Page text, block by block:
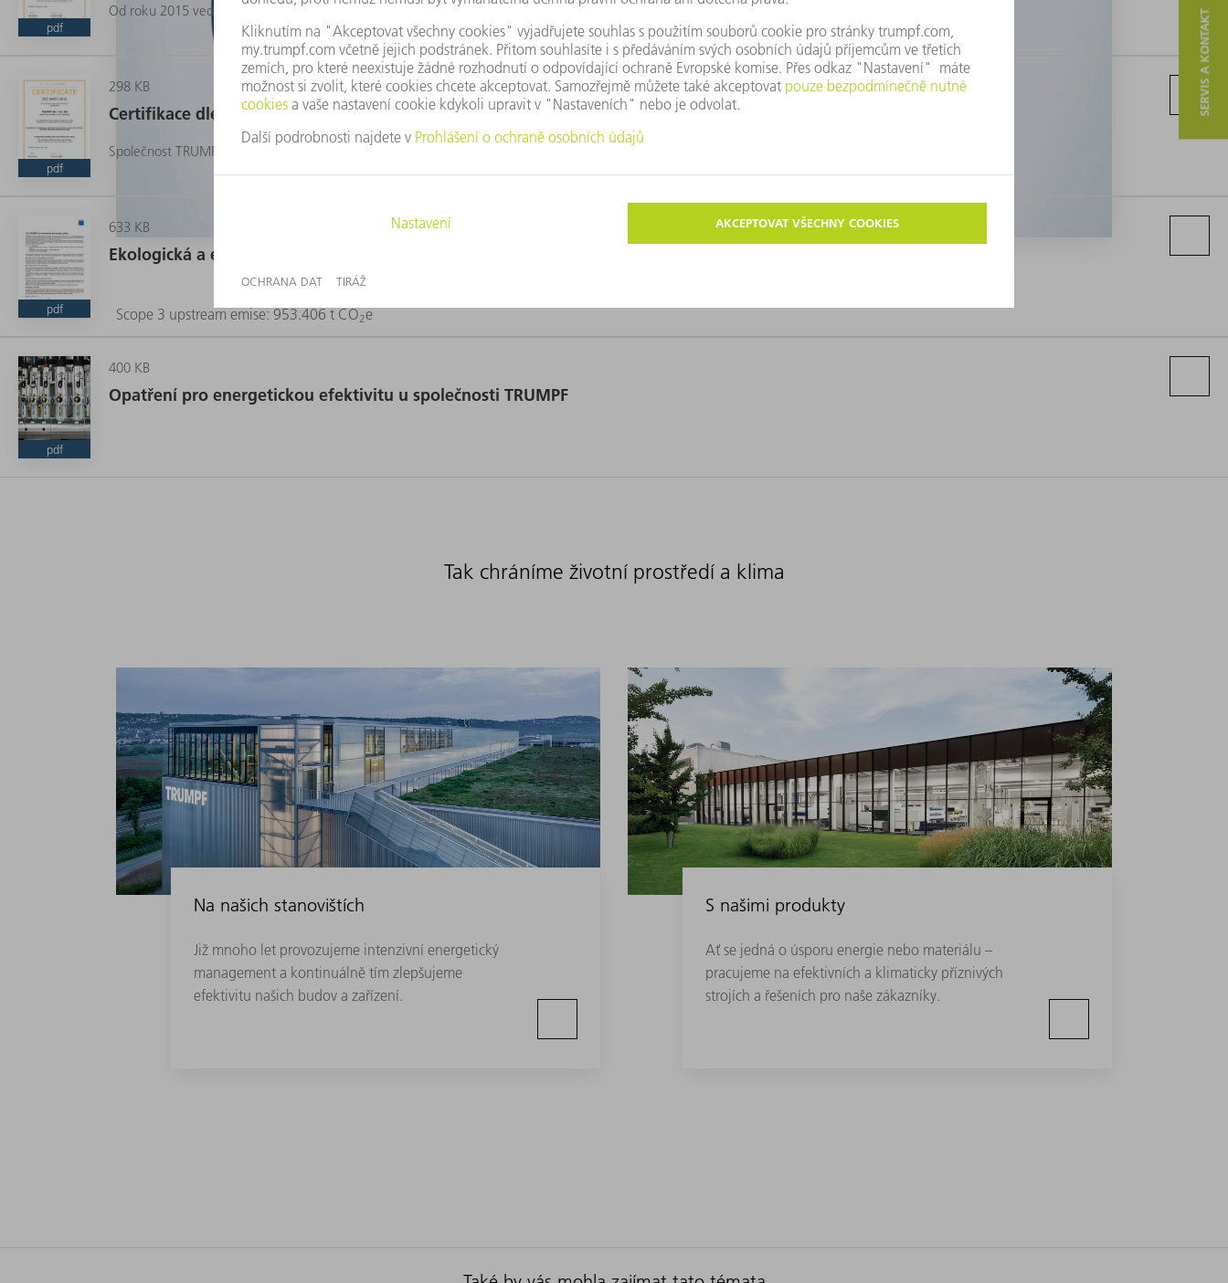
Scope 3 upstream emise: 953.406 t CO2e
pdf
Od roku 2015 vede TRUMPF na úrovni celé skupiny systém energetického managementu dle ISO 50001.
pdf
298 KB
Certifikace dle DIN EN ISO 14001
Společnost TRUMPF provozuje management životního prostředí certifikovaný dle ISO 14001.
pdf
633 KB
Ekologická a energetická politika společnosti TRUMPF
pdf
400 KB
Opatření pro energetickou efektivitu u společnosti TRUMPF
Tak chráníme životní prostředí a klima
Na našich stanovištích
Již mnoho let provozujeme intenzivní energetický
management a kontinuálně tím zlepšujeme
efektivitu našich budov a zařízení.
S našimi produkty
Ať se jedná o úsporu energie nebo materiálu –
pracujeme na efektivních a klimaticky příznivých
strojích a řešeních pro naše zákazníky.
SERVIS A KONTAKT